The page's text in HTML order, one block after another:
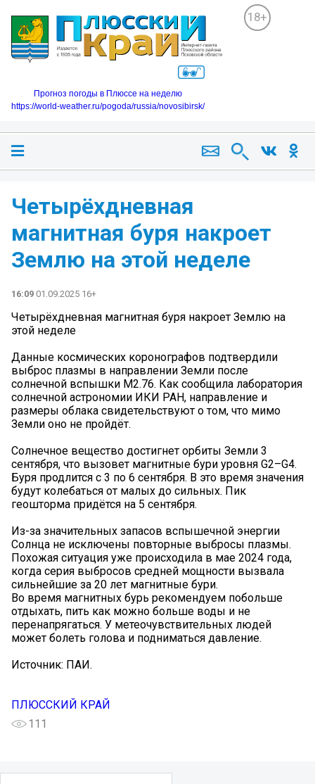
18+
Прогноз погоды в Плюссе на неделю
https://world-weather.ru/pogoda/russia/novosibirsk/
Четырёхдневная
магнитная буря накроет
Землю на этой неделе
16:09 01.09.2025 16+
Четырёхдневная магнитная буря накроет Землю на
этой неделе
Данные космических коронографов подтвердили
выброс плазмы в направлении Земли после
солнечной вспышки M2.76. Как сообщила лаборатория
солнечной астрономии ИКИ РАН, направление и
размеры облака свидетельствуют о том, что мимо
Земли оно не пройдёт.
Солнечное вещество достигнет орбиты Земли 3
сентября, что вызовет магнитные бури уровня G2–G4.
Буря продлится с 3 по 6 сентября. В это время значения
будут колебаться от малых до сильных. Пик
геошторма придётся на 5 сентября.
Из-за значительных запасов вспышечной энергии
Солнца не исключены повторные выбросы плазмы.
Похожая ситуация уже происходила в мае 2024 года,
когда серия выбросов средней мощности вызвала
сильнейшие за 20 лет магнитные бури.
Во время магнитных бурь рекомендуем побольше
отдыхать, пить как можно больше воды и не
перенапрягаться. У метеочувствительных людей
может болеть голова и подниматься давление.
Источник: ПАИ.
ПЛЮССКИЙ КРАЙ
111